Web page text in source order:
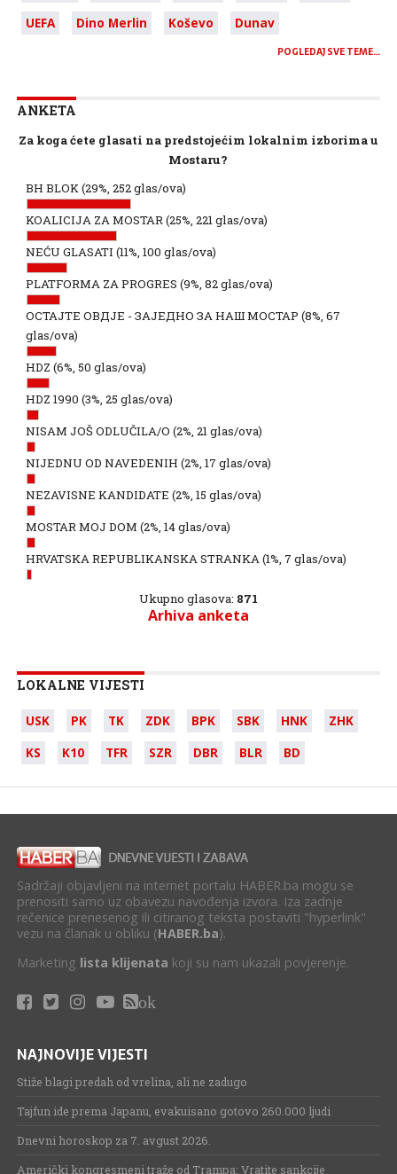
UEFA
Dino Merlin Koševo Dunav
POGLEDAJ SVE TEME…
ANKETA
Za koga ćete glasati na predstojećim lokalnim izborima u
Mostaru?
BH BLOK(29%, 252 glas/ova)
KOALICIJA ZA MOSTAR(25%, 221 glas/ova)
NEĆU GLASATI (11%, 100 glas/ova)
PLATFORMA ZA PROGRES (9%, 82 glas/ova)
ОСТАЈТЕ ОВДЈЕ - ЗАЈЕДНО ЗА НАШ МОСТАР (8%, 67
glas/ova)
HDZ (6%, 50 glas/ova)
HDZ 1990 (3%, 25 glas/ova)
NISAM JOŠ ODLUČILA/O (2%, 21 glas/ova)
NIJEDNU OD NAVEDENIH (2%, 17 glas/ova)
NEZAVISNE KANDIDATE (2%, 15 glas/ova)
MOSTAR MOJ DOM (2%, 14 glas/ova)
HRVATSKA REPUBLIKANSKA STRANKA(1%, 7 glas/ova)
Ukupno glasova: 871
Arhiva anketa
LOKALNE VIJESTI
USK PK TK ZDK BPK SBK HNK
ZHK
KS
K10 TFR SZR DBR BLR BD
Sadržaji objavljeni na internet portalu HABER.ba mogu se
prenositi samo uz obavezu navođenja izvora. Iza zadnje
rečenice prenesenog ili citiranog teksta postaviti "hyperlink"
vezu na članak u obliku (HABER.ba).
Marketing lista klijenata koji su nam ukazali povjerenje.
ok
NAJNOVIJE VIJESTI
Stiže blagi predah od vrelina, ali ne zadugo
Tajfun ide prema Japanu, evakuisano gotovo 260.000 ljudi
Dnevni horoskop za 7. avgust 2026.
Američki kongresmeni traže od Trampa: Vratite sankcije